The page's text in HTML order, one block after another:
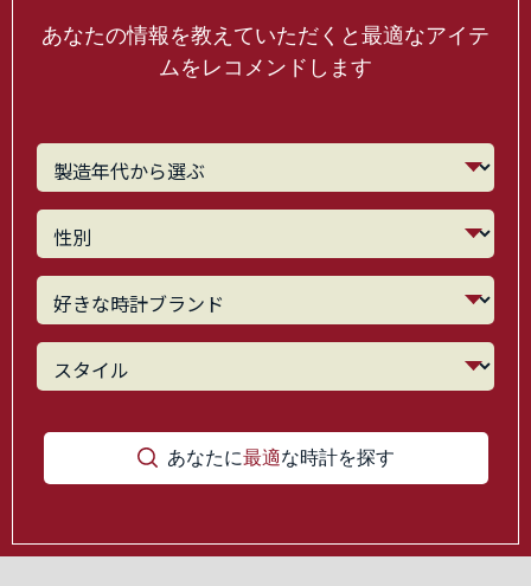
あなたの情報を教えていただくと最適なアイテ
ムをレコメンドします
あなたに最適な時計を探す